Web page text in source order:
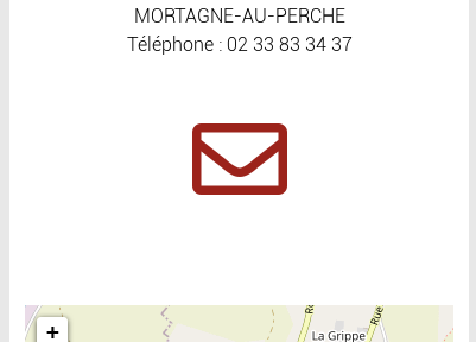
MORTAGNE-AU-PERCHE
Téléphone : 02 33 83 34 37
Include la carte
+